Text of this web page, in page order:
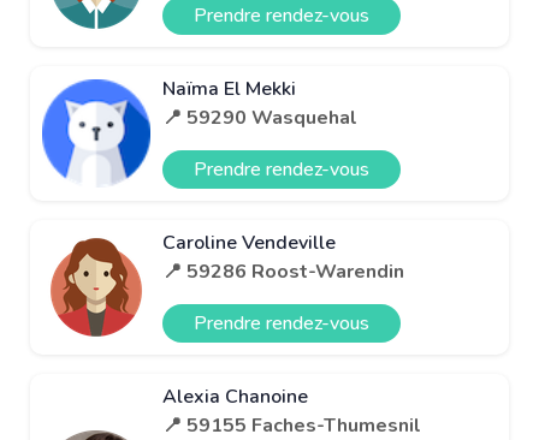
Prendre rendez-vous
Naïma El Mekki
📍 59290 Wasquehal
Prendre rendez-vous
Caroline Vendeville
📍 59286 Roost-Warendin
Prendre rendez-vous
Alexia Chanoine
📍 59155 Faches-Thumesnil